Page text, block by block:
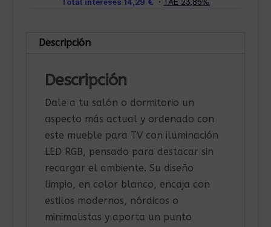
Descripción
Descripción
Dale a tu salón o dormitorio un
aspecto más actual y ordenado con
este mueble para TV con iluminación
LED RGB, pensado para destacar sin
recargar el ambiente. Su diseño
limpio, en color blanco, encaja con
estilos modernos, nórdicos o
minimalistas y aporta un punto